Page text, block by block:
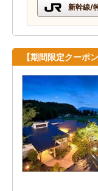
新幹線/
【期間限定クーポ